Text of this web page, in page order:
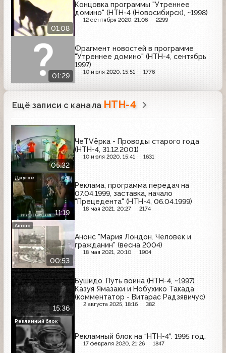
01:08
Концовка программы "Утреннее
домино" (НТН-4 (Новосибирск), ~1998)
12 сентября 2020, 21:06 2299
01:29
Фрагмент новостей в программе
"Утреннее домино" (НТН-4, сентябрь
1997)
10 июля 2020, 15:51 1776
Ещё записи с канала НТН-4
05:32
ЧеTVёрка - Проводы старого года
(НТН-4, 31.12.2001)
10 июля 2020, 15:41 1631
11:19
Реклама, программа передач на
07.04.1999, заставка, начало
"Прецедента" (НТН-4, 06.04.1999)
18 мая 2021, 20:27 2174
Другое
00:53
Анонс "Мария Лондон. Человек и
гражданин" (весна 2004)
18 мая 2021, 20:10 1904
Анонс
15:36
Бушидо. Путь воина (НТН-4, ~1997)
Казуя Ямазаки и Нобухико Такада
(комментатор - Витарас Радзявичус)
2 августа 2025, 18:16 382
Рекламный блок на “НТН-4“. 1995 год.
17 февраля 2020, 21:26 1847
Рекламный блок